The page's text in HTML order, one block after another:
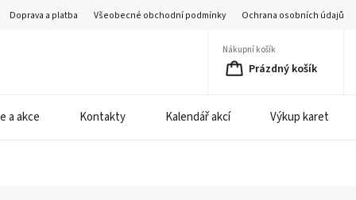
Doprava a platba Všeobecné obchodní podmínky Ochrana osobních údajů
Nákupní košík
Prázdný košík
a akce Kontakty Kalendář akcí Výkup karet